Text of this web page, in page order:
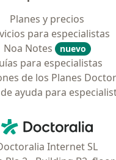
Planes y precios
para especialistas
Noa Notes
nuevo
para especialistas
de los Planes
ayuda para
Doctoralia - Página
Internet SL